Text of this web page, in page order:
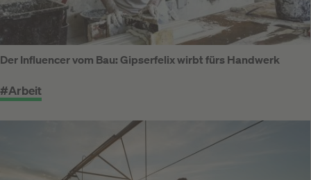
Der Influencer vom Bau: Gipserfelix wirbt fürs Handwerk
#Arbeit